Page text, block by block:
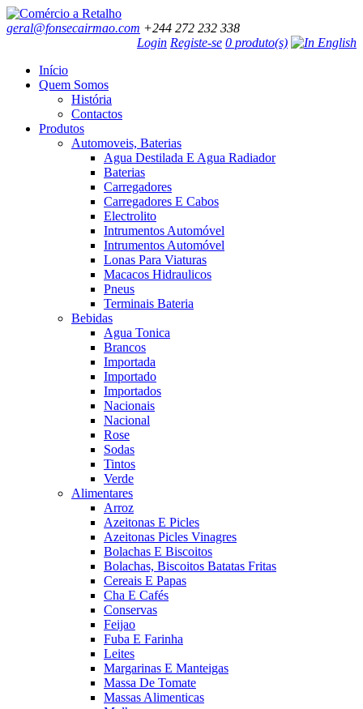
geral@fonsecairmao.com +244 272 232 338
Login Registe-se 0 produto(s)
Início
Quem Somos
História
Contactos
Produtos
Automoveis, Baterias
Agua Destilada E Agua Radiador
Baterias
Carregadores
Carregadores E Cabos
Electrolito
Intrumentos Automóvel
Intrumentos Automóvel
Lonas Para Viaturas
Macacos Hidraulicos
Pneus
Terminais Bateria
Bebidas
Agua Tonica
Brancos
Importada
Importado
Importados
Nacionais
Nacional
Rose
Sodas
Tintos
Verde
Alimentares
Arroz
Azeitonas E Picles
Azeitonas Picles Vinagres
Bolachas E Biscoitos
Bolachas, Biscoitos Batatas Fritas
Cereais E Papas
Cha E Cafés
Conservas
Feijao
Fuba E Farinha
Leites
Margarinas E Manteigas
Massa De Tomate
Massas Alimenticas